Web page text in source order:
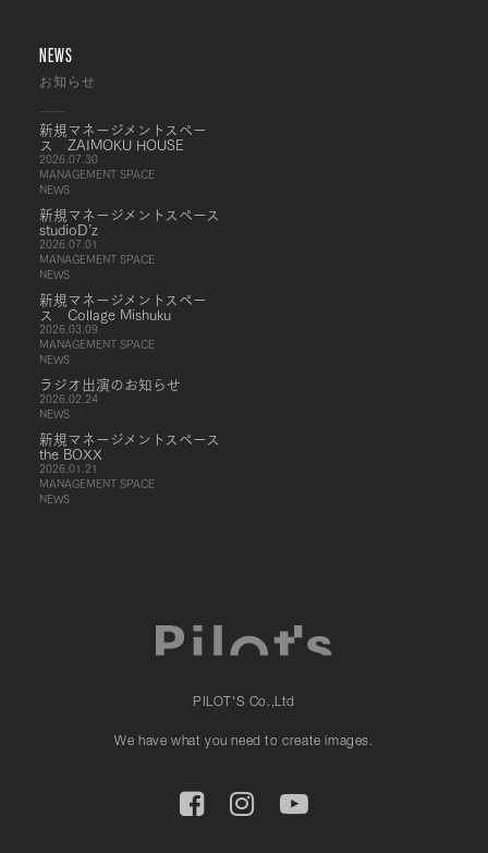
NEWS
お知らせ
新規マネージメントスペー
ス ZAIMOKU HOUSE
2026.07.30
MANAGEMENT SPACE
NEWS
新規マネージメントスペース
studioD’z
2026.07.01
MANAGEMENT SPACE
NEWS
新規マネージメントスペー
ス Collage Mishuku
2026.03.09
MANAGEMENT SPACE
NEWS
ラジオ出演のお知らせ
2026.02.24
NEWS
新規マネージメントスペース
the BOXX
2026.01.21
MANAGEMENT SPACE
NEWS
PILOT'S Co.,Ltd
We have what you need to create images.